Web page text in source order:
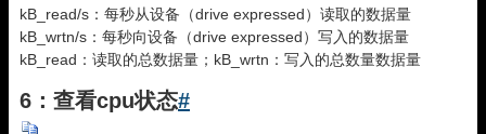
kB_read/s：每秒从设备（drive expressed）读取的数据量
kB_wrtn/s：每秒向设备（drive expressed）写入的数据量
kB_read：读取的总数据量；kB_wrtn：写入的总数量数据量
6：查看cpu状态#